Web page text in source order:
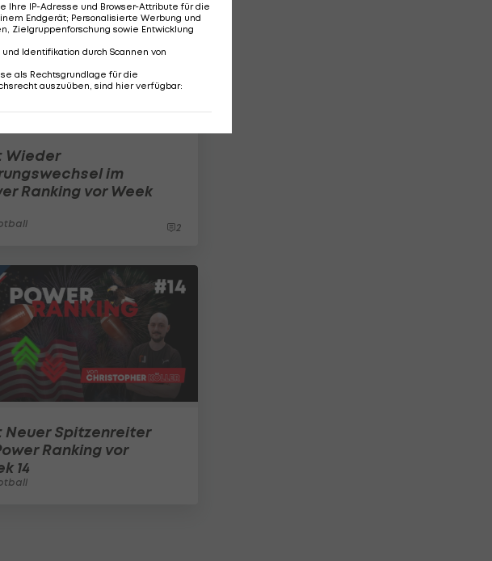
Wieder
im
Ranking vor Week
2
Neuer Spitzenreiter
Ranking vor
14
IP-Adresse und Browser-Attribute für die
Endgerät; Personalisierte Werbung und
Zielgruppenforschung sowie Entwicklung
Identifikation durch Scannen von
als Rechtsgrundlage für die
auszuüben, sind hier verfügbar: